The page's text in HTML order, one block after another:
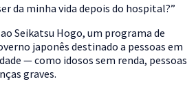
da minha vida depois do hospital?”
Seikatsu Hogo, um programa de
japonês destinado a pessoas em
— como idosos sem renda, pessoas
graves.